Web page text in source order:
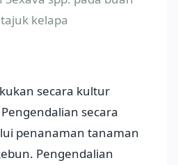
kelapa
secara kultur
secara
penanaman tanaman
Pengendalian